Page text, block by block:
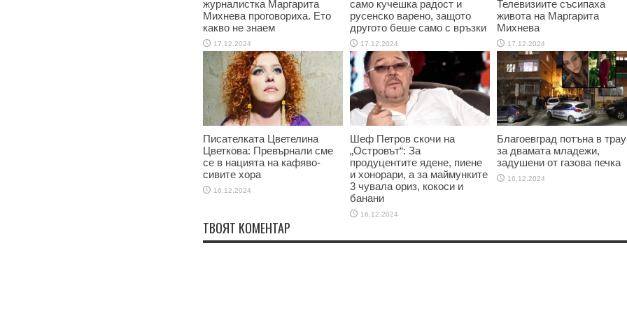
журналистка Маргарита
Михнева проговориха. Ето
какво не знаем
17.12.2024
само кучешка радост и
русенско варено, защото
другото беше само с връзки
17.12.2024
Телевизиите съсипаха
живота на Маргарита
Михнева
17.12.2024
Писателката Цветелина
Цветкова: Превърнали сме
се в нацията на кафяво-
сивите хора
16.12.2024
Шеф Петров скочи на
„Островът“: За
продуцентите ядене, пиене
и хонорари, а за маймунките
3 чувала ориз, кокоси и
банани
16.12.2024
Благоевград потъна в
за двамата младежи,
задушени от газова печка
16.12.2024
ТВОЯТ КОМЕНТАР